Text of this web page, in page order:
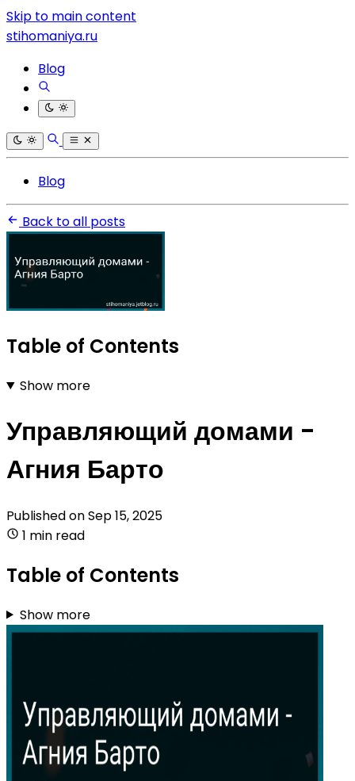
Skip to main content
stihomaniya.ru
Blog
Blog
Back to all posts
Table of Contents
Show more
Управляющий домами -
Агния Барто
Published onSep 15, 2025
1 min read
Table of Contents
Show more